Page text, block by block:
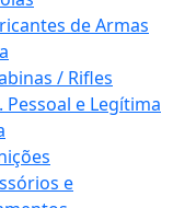
de Armas
/ Rifles
Pessoal e Legítima
e